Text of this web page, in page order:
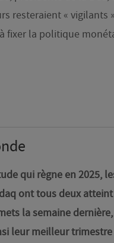
resteraient « vigilants
fixer la politique
qui règne en 2025,
ont tous deux
la semaine dernière,
leur meilleur